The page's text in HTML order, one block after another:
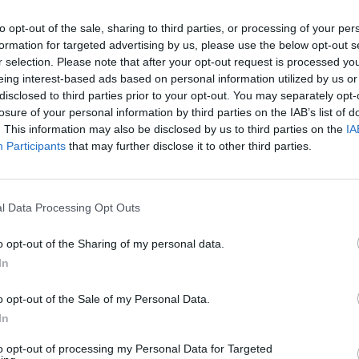
opt-out of the sale, sharing to third parties, or processing of your
for targeted advertising by us, please use the below opt-out
selection. Please note that after your opt-out request is processed
interest-based ads based on personal information utilized by us
to third parties prior to your opt-out. You may separately
of your personal information by third parties on the IAB’s list of
This information may also be disclosed by us to third parties on the
Participants that may further disclose it to other third parties.
Data Processing Opt Outs
opt-out of the Sharing of my personal data.
opt-out of the Sale of my Personal Data.
opt-out of processing my Personal Data for Targeted
Societat
Els dubtes sobre el futur moll d’Infosa
als Alfacs, a la portada de l’edició en
paper del Setmanari L’EBRE
O.M.J - 19 d'octubre de 2021